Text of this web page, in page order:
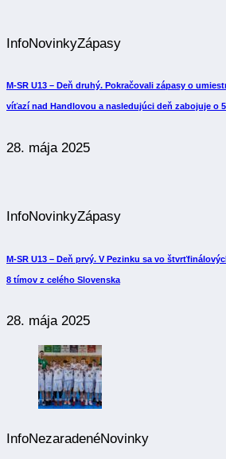
InfoNovinkyZápasy
M-SR U13 – Deň druhý. Pokračovali zápasy o
víťazí nad Handlovou a nasledujúci deň zabojuje o
28. mája 2025
InfoNovinkyZápasy
M-SR U13 – Deň prvý. V Pezinku sa vo
8 tímov z celého Slovenska
28. mája 2025
InfoNezaradenéNovinky